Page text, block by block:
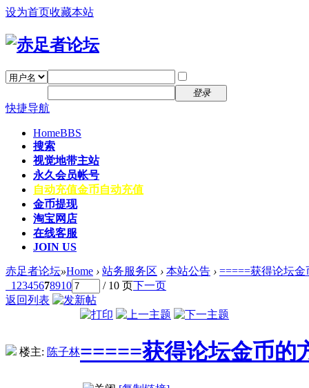
设为首页收藏本站
登录
快捷导航
HomeBBS
搜索
视觉地带主站
永久会员帐号
自动充值金币自动充值
金币提现
淘宝网店
在线客服
JOIN US
赤足者论坛»Home › 站务服务区 › 本站公告 › =====获得论坛
1 2345678910 / 10 页下一页
返回列表
楼主: 陈子林=====获得论坛金币的